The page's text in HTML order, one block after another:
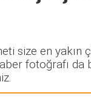
size en yakın
fotoğrafı da